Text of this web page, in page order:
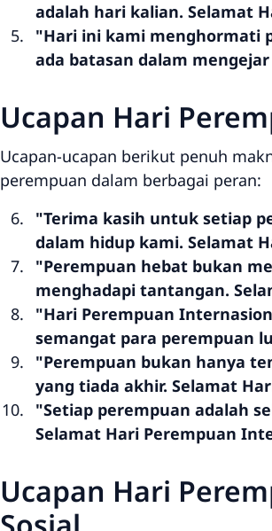
adalah hari kalian. Selamat
"Hari ini kami menghormati
ada batasan dalam
Ucapan Hari
Ucapan-ucapan berikut penuh
perempuan dalam berbagai peran:
"Terima kasih untuk setiap
dalam hidup kami. Selamat
"Perempuan hebat bukan
menghadapi tantangan.
"Hari Perempuan
semangat para perempuan
"Perempuan bukan hanya
yang tiada akhir. Selamat
"Setiap perempuan adalah
Selamat Hari Perempuan
Ucapan Hari